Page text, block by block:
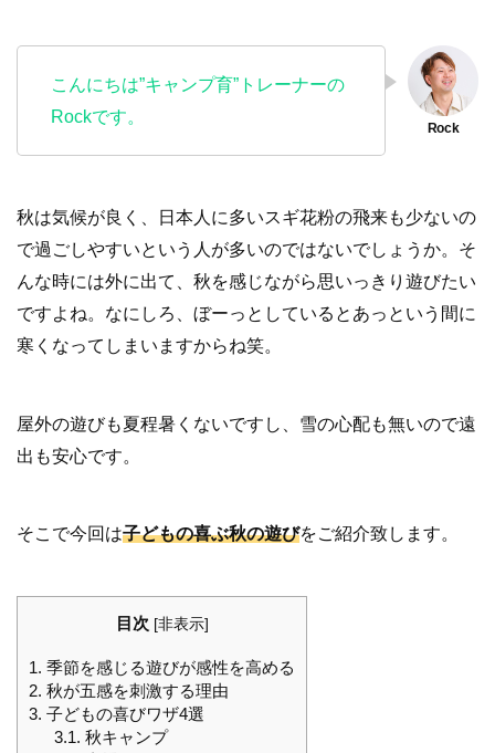
こんにちは”キャンプ育”トレーナーの
Rockです。
秋は気候が良く、日本人に多いスギ花粉の飛来も少ないの
で過ごしやすいという人が多いのではないでしょうか。そ
んな時には外に出て、秋を感じながら思いっきり遊びたい
ですよね。なにしろ、ぼーっとしているとあっという間に
寒くなってしまいますからね笑。
屋外の遊びも夏程暑くないですし、雪の心配も無いので遠
出も安心です。
そこで今回は子どもの喜ぶ秋の遊びをご紹介致します。
目次 [非表示]
1. 季節を感じる遊びが感性を高める
2. 秋が五感を刺激する理由
3. 子どもの喜びワザ4選
3.1. 秋キャンプ